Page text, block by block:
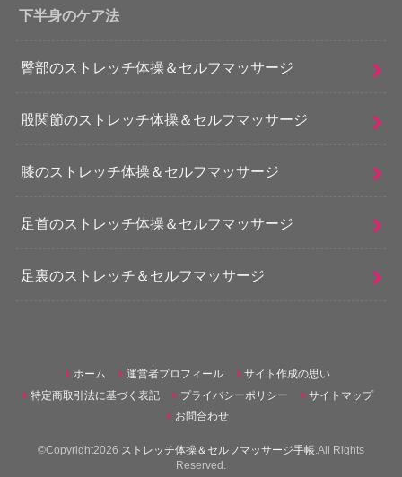
下半身のケア法
臀部のストレッチ体操＆セルフマッサージ
股関節のストレッチ体操＆セルフマッサージ
膝のストレッチ体操＆セルフマッサージ
足首のストレッチ体操＆セルフマッサージ
足裏のストレッチ＆セルフマッサージ
ホーム 運営者プロフィール
サイト作成の思い
特定商取引法に基づく表記
プライバシーポリシー
サイトマップ
お問合わせ
©Copyright2026 ストレッチ体操＆セルフマッサージ手帳 .All Rights
Reserved.